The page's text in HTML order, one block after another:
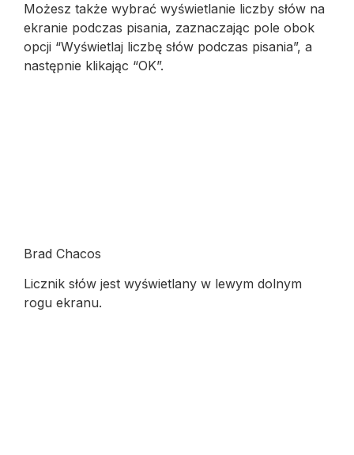
Możesz także wybrać wyświetlanie liczby słów na
ekranie podczas pisania, zaznaczając pole obok
opcji “Wyświetlaj liczbę słów podczas pisania”, a
następnie klikając “OK”.
Brad Chacos
Licznik słów jest wyświetlany w lewym dolnym
rogu ekranu.